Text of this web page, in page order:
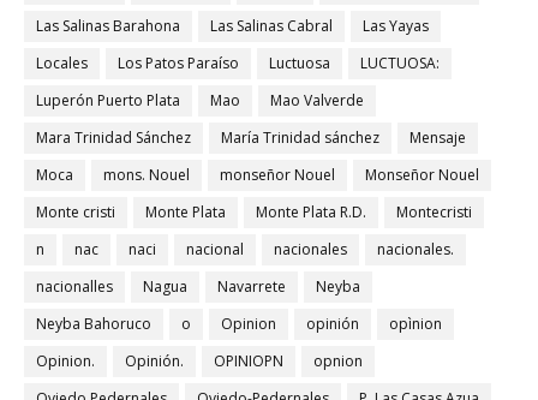
Las Salinas Barahona
Las Salinas Cabral
Las Yayas
Locales
Los Patos Paraíso Luctuosa
LUCTUOSA:
Luperón Puerto Plata
Mao
Mao Valverde
Mara Trinidad Sánchez
María Trinidad sánchez
Mensaje
Moca
mons. Nouel monseñor Nouel
Monseñor Nouel
Monte cristi
Monte Plata Monte Plata R.D.
Montecristi
n
nac naci nacional nacionales
nacionales.
nacionalles
Nagua Navarrete
Neyba
Neyba Bahoruco
o Opinion opinión
opìnion
Opinion.
Opinión. OPINIOPN
opnion